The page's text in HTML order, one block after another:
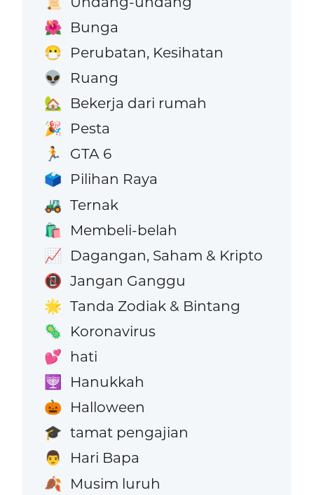
🌺 Bunga
😷 Perubatan, Kesihatan
👽 Ruang
🏡 Bekerja dari rumah
🎉 Pesta
🏃 GTA 6
🗳️ Pilihan Raya
🚜 Ternak
🛍️ Membeli-belah
📈 Dagangan, Saham & Kripto
📵 Jangan Ganggu
🌟 Tanda Zodiak & Bintang
🦠 Koronavirus
💕 hati
🕎 Hanukkah
🎃 Halloween
🎓 tamat pengajian
👨 Hari Bapa
🍂 Musim luruh